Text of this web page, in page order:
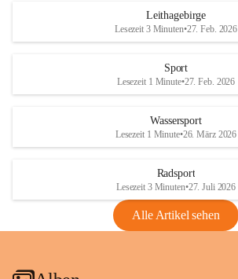
Maßnahmen zur Bekämpfung
Rebe und der Amerikanischen
Anhang VBl. EU Nr. 18
1 Seite•1,4 MB
VBl. EU Nr. 18_2026
Leithagebirge
Lesezeit 3 Minuten•27. Feb. 2026
Sport
Lesezeit 1 Minute•27. Feb. 2026
Wassersport
Lesezeit 1 Minute•26. März 2026
Radsport
Lesezeit 3 Minuten•27. Juli 2026
Alle Artikel sehen